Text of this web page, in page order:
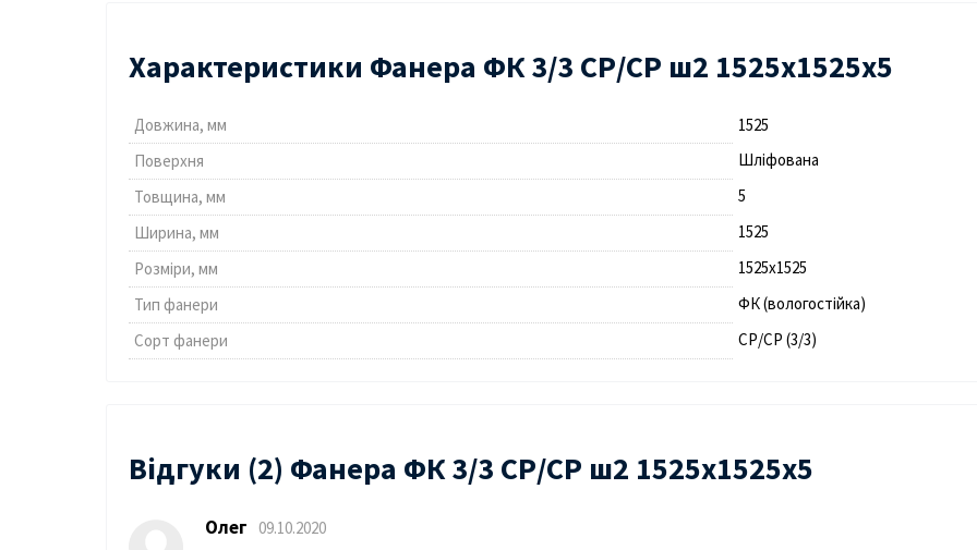
Характеристики Фанера ФК 3/3 СР/СР ш2 1525х1525х5
Довжина, мм
1525
Поверхня
Шліфована
Товщина, мм
5
Ширина, мм
1525
Розміри, мм
1525х1525
Тип фанери
ФК (вологостійка)
Сорт фанери
СР/СР (3/3)
Відгуки (2) Фанера ФК 3/3 СР/СР ш2 1525х1525х5
Олег
09.10.2020